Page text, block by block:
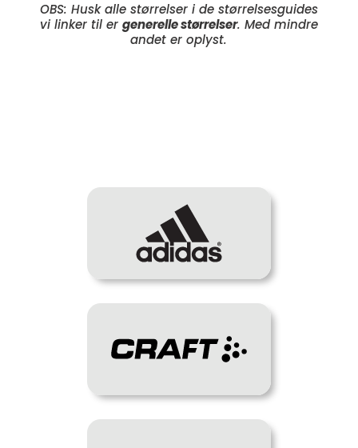
OBS: Husk alle størrelser i de størrelsesguides
vi linker til er generelle størrelser. Med mindre
andet er oplyst.